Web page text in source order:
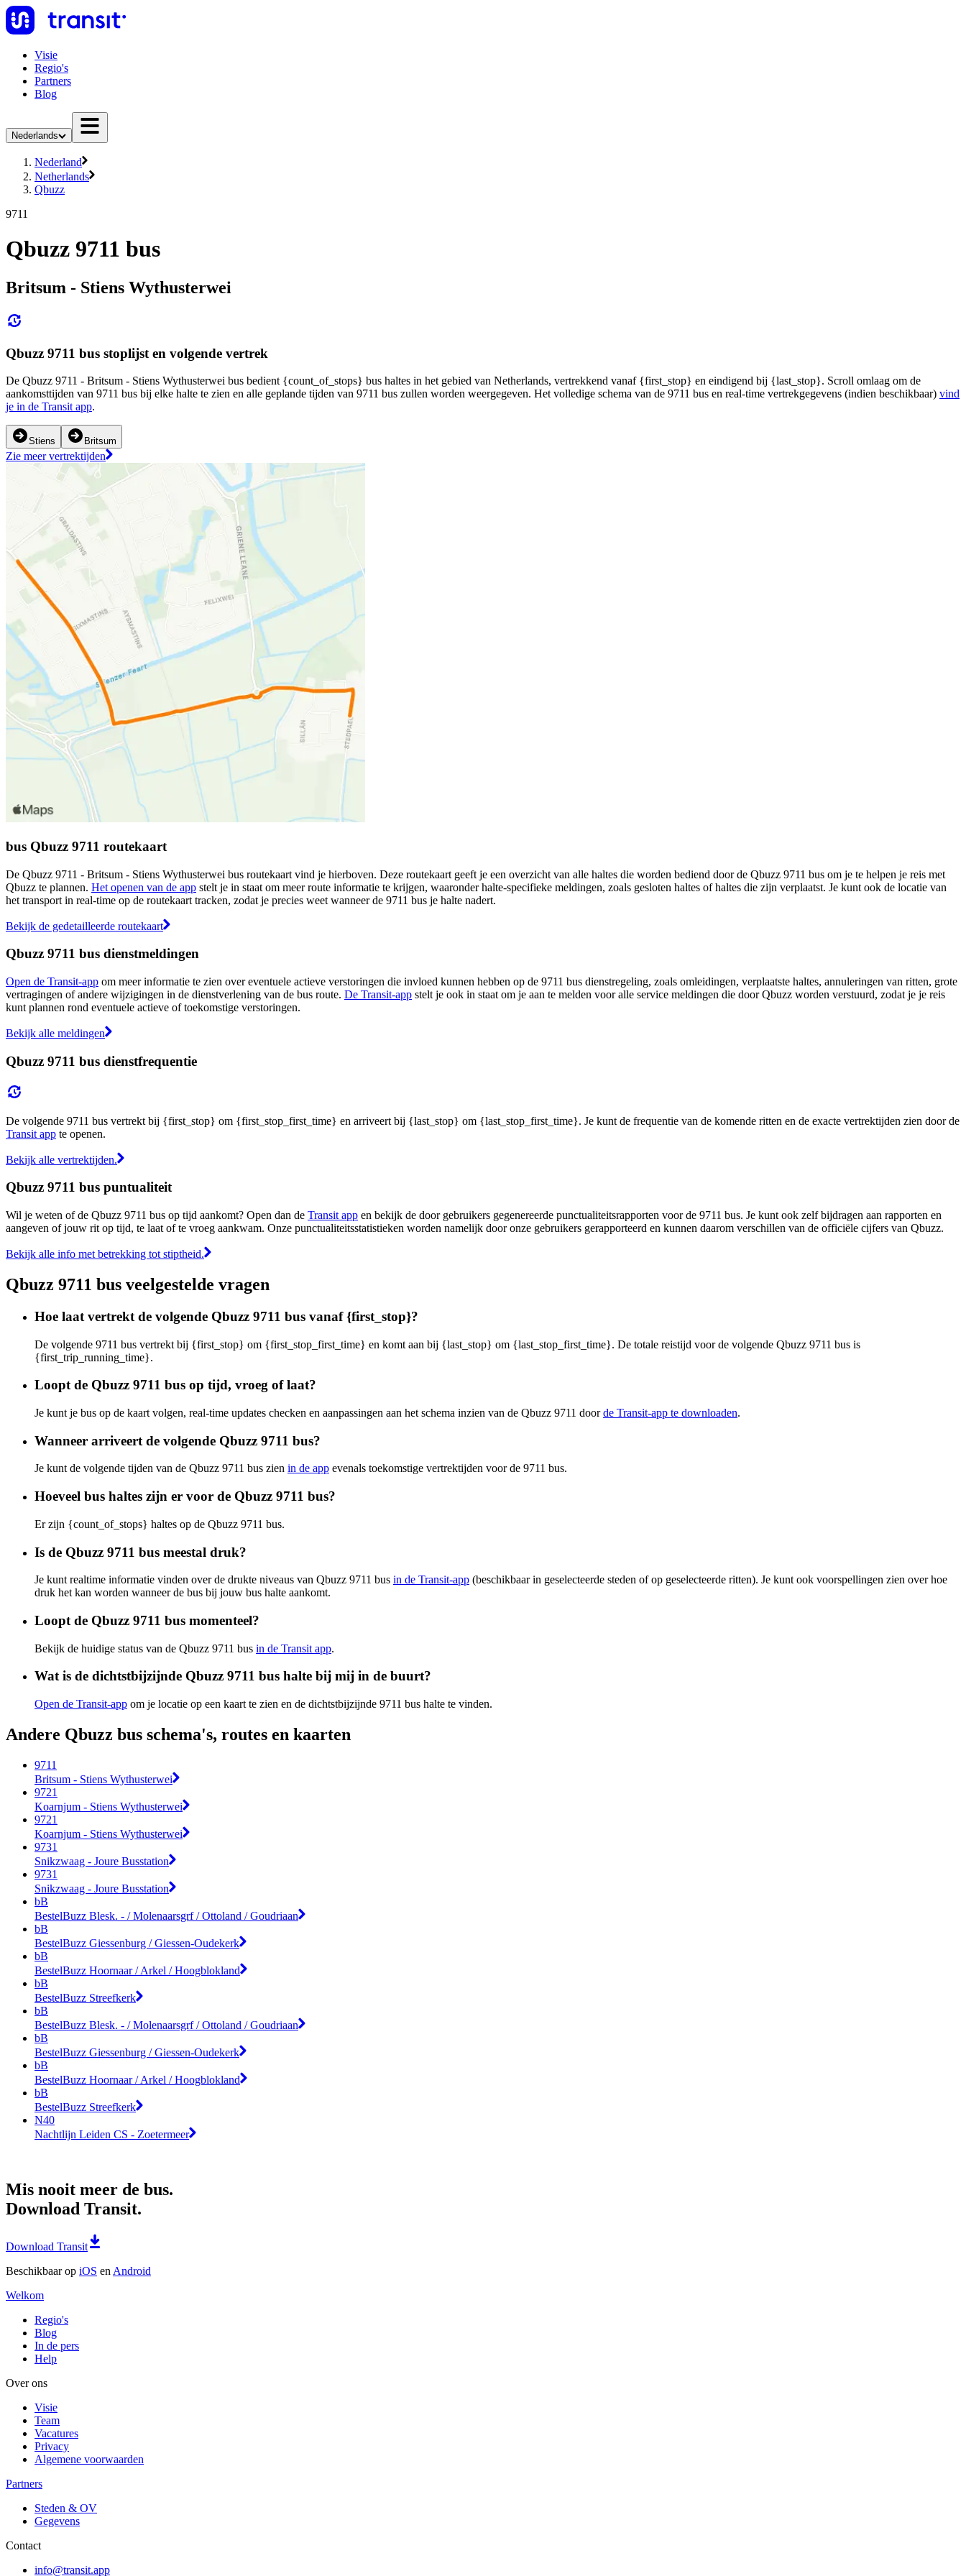
Visie
Regio's
Partners
Blog
Nederlands
Nederland
Netherlands
Qbuzz
9711
Qbuzz 9711 bus
Britsum - Stiens Wythusterwei
Qbuzz 9711 bus stoplijst en volgende vertrek
De Qbuzz 9711 - Britsum - Stiens Wythusterwei bus bedient {count_of_stops} bus haltes in het gebied van Netherlands, vertrekkend vanaf {first_stop} en eindigend bij {last_stop}. Scroll omlaag om de
aankomsttijden van 9711 bus bij elke halte te zien en alle geplande tijden van 9711 bus zullen worden weergegeven. Het volledige schema van de 9711 bus en real-time vertrekgegevens (indien beschikbaar) vind
je in de Transit app.
Stiens Britsum
Zie meer vertrektijden
bus Qbuzz 9711 routekaart
De Qbuzz 9711 - Britsum - Stiens Wythusterwei bus routekaart vind je hierboven. Deze routekaart geeft je een overzicht van alle haltes die worden bediend door de Qbuzz 9711 bus om je te helpen je reis met
Qbuzz te plannen. Het openen van de app stelt je in staat om meer route informatie te krijgen, waaronder halte-specifieke meldingen, zoals gesloten haltes of haltes die zijn verplaatst. Je kunt ook de locatie van
het transport in real-time op de routekaart tracken, zodat je precies weet wanneer de 9711 bus je halte nadert.
Bekijk de gedetailleerde routekaart
Qbuzz 9711 bus dienstmeldingen
Open de Transit-app om meer informatie te zien over eventuele actieve verstoringen die invloed kunnen hebben op de 9711 bus dienstregeling, zoals omleidingen, verplaatste haltes, annuleringen van ritten, grote
vertragingen of andere wijzigingen in de dienstverlening van de bus route. De Transit-app stelt je ook in staat om je aan te melden voor alle service meldingen die door Qbuzz worden verstuurd, zodat je je reis
kunt plannen rond eventuele actieve of toekomstige verstoringen.
Bekijk alle meldingen
Qbuzz 9711 bus dienstfrequentie
De volgende 9711 bus vertrekt bij {first_stop} om {first_stop_first_time} en arriveert bij {last_stop} om {last_stop_first_time}. Je kunt de frequentie van de komende ritten en de exacte vertrektijden zien door de
Transit app te openen.
Bekijk alle vertrektijden.
Qbuzz 9711 bus puntualiteit
Wil je weten of de Qbuzz 9711 bus op tijd aankomt? Open dan de Transit app en bekijk de door gebruikers gegenereerde punctualiteitsrapporten voor de 9711 bus. Je kunt ook zelf bijdragen aan rapporten en
aangeven of jouw rit op tijd, te laat of te vroeg aankwam. Onze punctualiteitsstatistieken worden namelijk door onze gebruikers gerapporteerd en kunnen daarom verschillen van de officiële cijfers van Qbuzz.
Bekijk alle info met betrekking tot stiptheid.
Qbuzz 9711 bus veelgestelde vragen
Hoe laat vertrekt de volgende Qbuzz 9711 bus vanaf {first_stop}?
De volgende 9711 bus vertrekt bij {first_stop} om {first_stop_first_time} en komt aan bij {last_stop} om {last_stop_first_time}. De totale reistijd voor de volgende Qbuzz 9711 bus is
{first_trip_running_time}.
Loopt de Qbuzz 9711 bus op tijd, vroeg of laat?
Je kunt je bus op de kaart volgen, real-time updates checken en aanpassingen aan het schema inzien van de Qbuzz 9711 doorde Transit-app te downloaden.
Wanneer arriveert de volgende Qbuzz 9711 bus?
Je kunt de volgende tijden van de Qbuzz 9711 bus zien in de app evenals toekomstige vertrektijden voor de 9711 bus.
Hoeveel bus haltes zijn er voor de Qbuzz 9711 bus?
Er zijn {count_of_stops} haltes op de Qbuzz 9711 bus.
Is de Qbuzz 9711 bus meestal druk?
Je kunt realtime informatie vinden over de drukte niveaus van Qbuzz 9711 bus in de Transit-app (beschikbaar in geselecteerde steden of op geselecteerde ritten). Je kunt ook voorspellingen zien over hoe
druk het kan worden wanneer de bus bij jouw bus halte aankomt.
Loopt de Qbuzz 9711 bus momenteel?
Bekijk de huidige status van de Qbuzz 9711 bus in de Transit app.
Wat is de dichtstbijzijnde Qbuzz 9711 bus halte bij mij in de buurt?
Open de Transit-app om je locatie op een kaart te zien en de dichtstbijzijnde 9711 bus halte te vinden.
Andere Qbuzz bus schema's, routes en kaarten
9711
Britsum - Stiens Wythusterwei
9721
Koarnjum - Stiens Wythusterwei
9721
Koarnjum - Stiens Wythusterwei
9731
Snikzwaag - Joure Busstation
9731
Snikzwaag - Joure Busstation
bB
BestelBuzz Blesk. - / Molenaarsgrf / Ottoland / Goudriaan
bB
BestelBuzz Giessenburg / Giessen-Oudekerk
bB
BestelBuzz Hoornaar / Arkel / Hoogblokland
bB
BestelBuzz Streefkerk
bB
BestelBuzz Blesk. - / Molenaarsgrf / Ottoland / Goudriaan
bB
BestelBuzz Giessenburg / Giessen-Oudekerk
bB
BestelBuzz Hoornaar / Arkel / Hoogblokland
bB
BestelBuzz Streefkerk
N40
Nachtlijn Leiden CS - Zoetermeer
Mis nooit meer de bus.
Download Transit.
Download Transit
Beschikbaar op iOS en Android
Welkom
Regio's
Blog
In de pers
Help
Over ons
Visie
Team
Vacatures
Privacy
Algemene voorwaarden
Partners
Steden & OV
Gegevens
Contact
info@transit.app